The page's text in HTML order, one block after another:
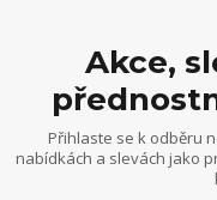
Akce,
Přihlaste se k odběru
nabídkách a slevách jako